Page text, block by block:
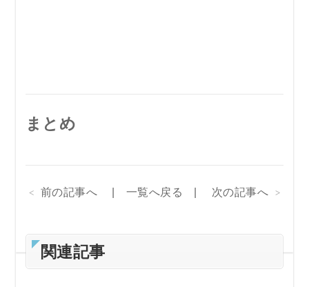
まとめ
前の記事へ 一覧へ戻る 次の記事へ
関連記事